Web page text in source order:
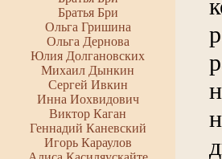
Братья Бри
Ольга Гришина
Ольга Дернова
Юлия Долгановских
Михаил Дынкин
Сергей Ивкин
Инна Иохвидович
Виктор Каган
Геннадий Каневский
Игорь Караулов